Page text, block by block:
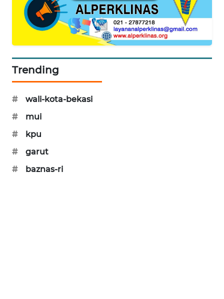
Trending
#
wali-kota-bekasi
#
mui
#
kpu
#
garut
#
baznas-ri
ENERGI
NEWS
NEWS
NEWS
ANUGERAH
NEWS